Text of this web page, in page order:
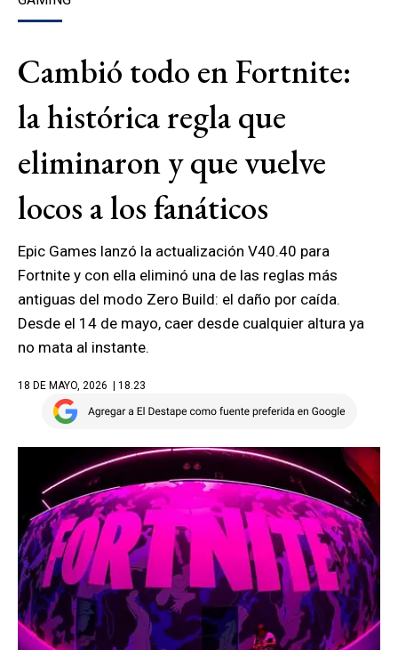
Cambió todo en Fortnite:
la histórica regla que
eliminaron y que vuelve
locos a los fanáticos
Epic Games lanzó la actualización V40.40 para
Fortnite y con ella eliminó una de las reglas más
antiguas del modo Zero Build: el daño por caída.
Desde el 14 de mayo, caer desde cualquier altura ya
no mata al instante.
18 DE MAYO, 2026 | 18.23